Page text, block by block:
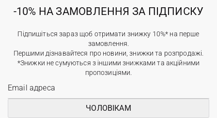
-10% НА ЗАМОВЛЕННЯ ЗА ПІДПИСКУ
Підпишіться зараз щоб отримати знижку 10%* на перше
замовлення.
Першими дізнавайтеся про новини, знижки та розпродажі.
*Знижки не сумуються з іншими знижками та акційними
пропозиціями.
ЧОЛОВІКАМ